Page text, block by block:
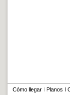
Cómo llegar I Planos I